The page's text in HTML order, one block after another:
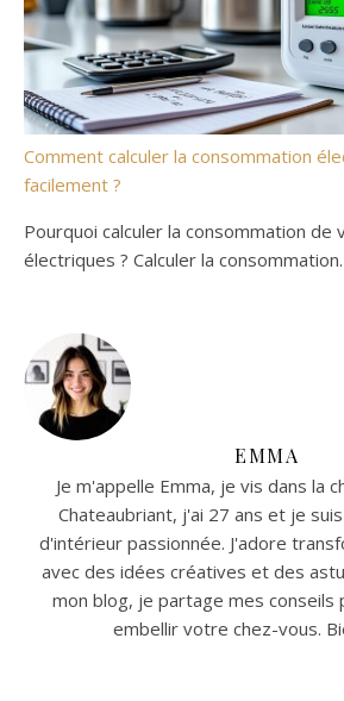
Comment calculer la consommation
facilement ?
Pourquoi calculer la consommation de
électriques ? Calculer la
EMMA
Je m'appelle Emma, je vis dans la
Chateaubriant, j'ai 27 ans et je
d'intérieur passionnée. J'adore
avec des idées créatives et des
mon blog, je partage mes conseils
embellir votre chez-vous.